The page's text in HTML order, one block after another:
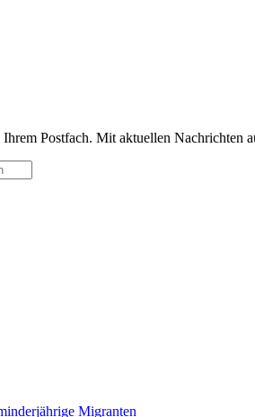
Postfach. Mit aktuellen Nachrichten
Migranten